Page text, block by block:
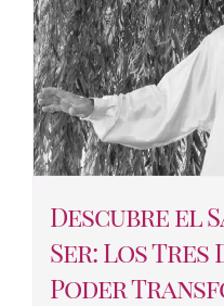
Descubre el
Ser: Los Tres
Poder